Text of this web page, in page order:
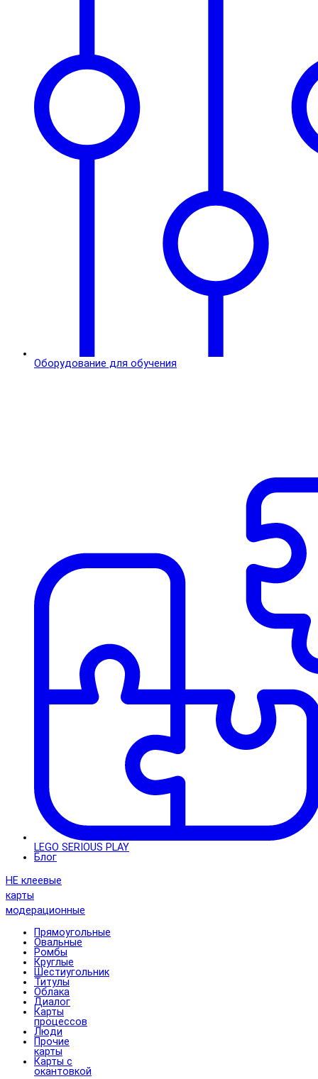
Оборудование для обучения
LEGO SERIOUS PLAY
Блог
НЕ клеевые
карты
модерационные
Прямоугольные
Овальные
Ромбы
Круглые
Шестиугольник
Титулы
Облака
Диалог
Карты
процессов
Люди
Прочие
карты
Карты с
окантовкой